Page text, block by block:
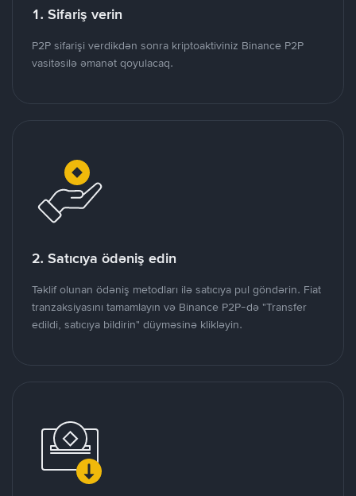
1. Sifariş verin
P2P sifarişi verdikdən sonra kriptoaktiviniz Binance P2P
vasitəsilə əmanət qoyulacaq.
2. Satıcıya ödəniş edin
Təklif olunan ödəniş metodları ilə satıcıya pul göndərin. Fiat
tranzaksiyasını tamamlayın və Binance P2P-də "Transfer
edildi, satıcıya bildirin" düyməsinə klikləyin.